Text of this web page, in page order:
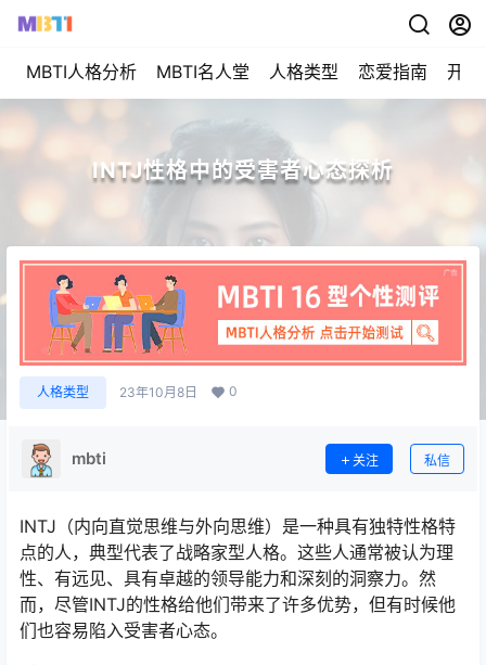
MBTI人格分析 MBTI名人堂 人格类型 恋爱指南 开始
INTJ性格中的受害者心态探析
人格类型 23年10月8日 0
mbti 关注 私信
INTJ（内向直觉思维与外向思维）是一种具有独特性格特
点的人，典型代表了战略家型人格。这些人通常被认为理
性、有远见、具有卓越的领导能力和深刻的洞察力。然
而，尽管INTJ的性格给他们带来了许多优势，但有时候他
们也容易陷入受害者心态。